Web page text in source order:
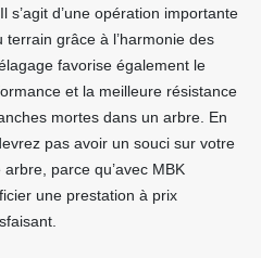
d’une opération importante
grâce à l’harmonie des
favorise également le
et la meilleure résistance
mortes dans un arbre. En
pas avoir un souci sur votre
parce qu’avec MBK
une prestation à prix